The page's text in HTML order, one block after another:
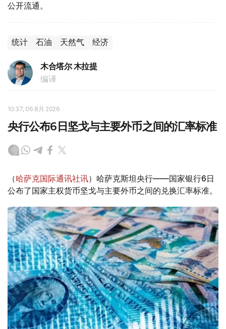
公开流通。
统计 石油 天然气 经济
木合塔尔 木拉提
编译
10:37, 06 8月 2026
央行公布6日坚戈与主要外币之间的汇率标准
（哈萨克国际通讯社讯）哈萨克斯坦央行——国家银行6日
公布了国家主权货币坚戈与主要外币之间的兑换汇率标准。